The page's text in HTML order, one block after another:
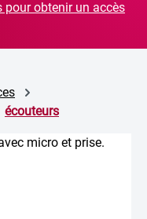
pour obtenir un accès
écouteurs